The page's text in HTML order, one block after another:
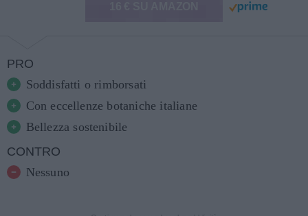
PRO
Soddisfatti o rimborsati
Con eccellenze botaniche italiane
Bellezza sostenibile
CONTRO
Nessuno